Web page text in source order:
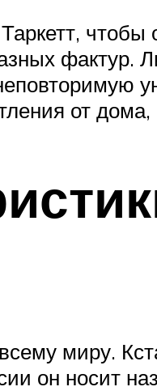
фактур.
от
миру.
он носит